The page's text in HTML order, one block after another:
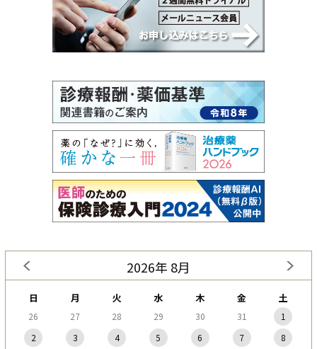
2026年 8月
日 月 火 水 木 金 土
26 27 28 29 30 31
1
2
3 4 5 6 7
8